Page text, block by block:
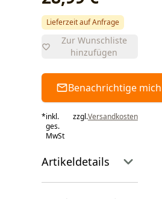
Lieferzeit auf Anfrage
Zur Wunschliste
hinzufügen
Benachrichtige mich
*inkl.
ges.
MwSt
zzgl.Versandkosten
Artikeldetails